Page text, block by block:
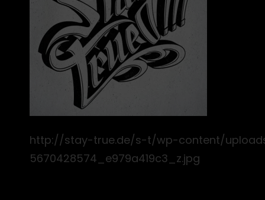
http://stay-true.de/s-t/wp-content/
5670428574_e979a419c3_z.jpg